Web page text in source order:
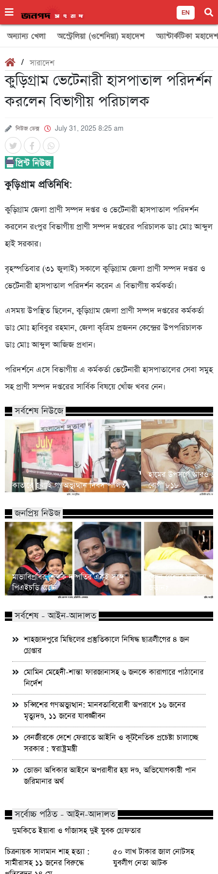
EN
অন্যান্য খেলা অস্ট্রেলিয়া (ওশেনিয়া) মহাদেশ অ্যান্টার্কটিকা মহাদেশ
/সারাদেশ
কুড়িগ্রাম ভেটেনারী হাসপাতাল পরিদর্শন
করলেন বিভাগীয় পরিচালক
নিউজ ডেক্স July 31, 2025 8:25 am
কুড়িগ্রাম প্রতিনিধি:
কুড়িগ্রাম জেলা প্রাণী সম্পদ দপ্তর ও ভেটেনারী হাসপাতাল পরিদর্শন
করলেন রংপুর বিভাগীয় প্রাণী সম্পদ দপ্তরের পরিচালক ডাঃ মোঃ আব্দুল
হাই সরকার।
বৃহস্পতিবার (৩১ জুলাই) সকালে কুড়িগ্রাম জেলা প্রাণী সম্পদ দপ্তর ও
ভেটেনারী হাসপাতাল পরিদর্শন করেন এ বিভাগীয় কর্মকর্তা।
এসময় উপস্থিত ছিলেন, কুড়িগ্রাম জেলা প্রাণী সম্পদ দপ্তরের কর্মকর্তা
ডাঃ মোঃ হাবিবুর রহমান, জেলা কৃত্রিম প্রজনন কেন্দ্রের উপপরিচালক
ডাঃ মোঃ আব্দুল আজিজ প্রধান।
পরিদর্শনে এসে বিভাগীয় এ কর্মকর্তা ভেটেনারী হাসপাতালের সেবা সমুহ
সহ প্রাণী সম্পদ দপ্তরের সার্বিক বিষয়ে খোঁজ খবর নেন।
সর্বশেষ নিউজে
কাতারে জুলাই গণঅভ্যুত্থান দিবস পালিত
হামের উপসর্গে আরও
রোগী ৮১৮
জনপ্রিয় নিউজ
মাভাবিপ্রবির শিক্ষক দম্পতির একই সঙ্গে
পিএইচডি অর্জন
কোন পেশার মানুষরা
জড়ান?
সর্বশেষ - আইন-আদালত
শাহজাদপুরে মিছিলের প্রস্তুতিকালে নিষিদ্ধ ছাত্রলীগের ৪ জন
গ্রেপ্তার
মোমিন মেহেদী-শান্তা ফারজানাসহ ৬ জনকে কারাগারে পাঠানোর
নির্দেশ
চব্বিশের গণঅভ্যুত্থান: মানবতাবিরোধী অপরাধে ১৬ জনের
মৃত্যুদণ্ড, ১১ জনের যাবজ্জীবন
বেনজীরকে দেশে ফেরাতে আইনি ও কূটনৈতিক প্রচেষ্টা চালাচ্ছে
সরকার : স্বরাষ্ট্রমন্ত্রী
ভোক্তা অধিকার আইনে অপরাধীর হয় দণ্ড, অভিযোগকারী পান
জরিমানার অর্থ
সর্বোচ্চ পঠিত - আইন-আদালত
দুমকিতে ইয়াবা ও গাঁজাসহ দুই যুবক গ্রেফতার
চিত্রনায়ক সালমান শাহ হত্যা :
সামীরাসহ ১১ জনের বিরুদ্ধে
৫০ লাখ টাকার জাল নোটসহ
যুবলীগ নেতা আটক